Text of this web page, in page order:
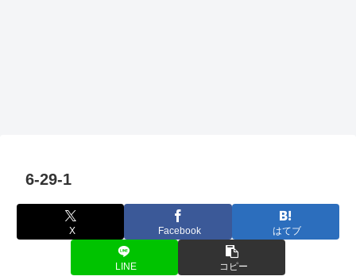
6-29-1
X Facebook はてブ
LINE コピー